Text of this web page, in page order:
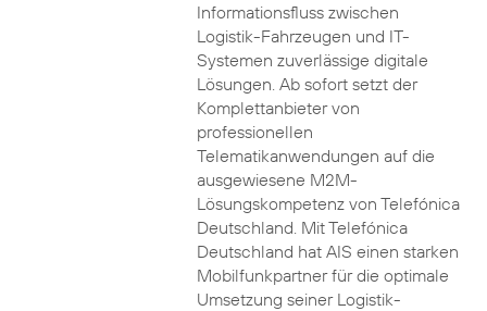
Informationsfluss zwischen
Logistik-Fahrzeugen und IT-
Systemen zuverlässige digitale
Lösungen. Ab sofort setzt der
Komplettanbieter von
professionellen
Telematikanwendungen auf die
ausgewiesene M2M-
Lösungskompetenz von Telefónica
Deutschland. Mit Telefónica
Deutschland hat AIS einen starken
Mobilfunkpartner für die optimale
Umsetzung seiner Logistik-